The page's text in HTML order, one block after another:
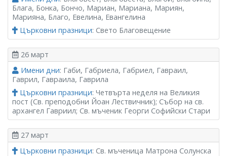
Блага, Бонка, Бончо, Мариан, Мариана, Мариян,
Марияна, Благо, Евелина, Евангелина
Църковни празници: Свето Благовещение
26 март
Имени дни: Габи, Габриела, Габриел, Гавраил,
Гаврил, Гавраила, Гаврила
Църковни празници: Четвърта неделя на Великия
пост (Св. преподобни Йоан Лествичник); Събор на св.
архангел Гавриил; Св. мъченик Георги Софийски Стари
27 март
Църковни празници: Св. мъченица Матрона Солунска